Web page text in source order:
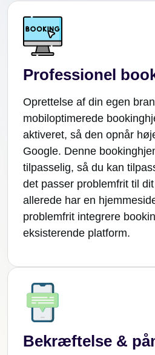
Professionel
Oprettelse af din egen
mobiloptimerede
aktiveret, så den opnår
Google. Denne
tilpasselig, så du kan
det passer problemfrit til
allerede har en
problemfrit integrere
eksisterende platform.
Bekræftelse &